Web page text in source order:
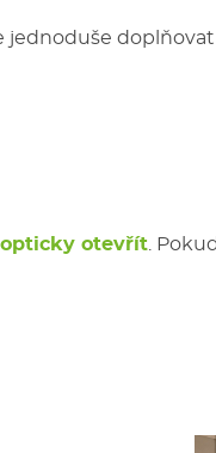
jednoduše
opticky otevřít.